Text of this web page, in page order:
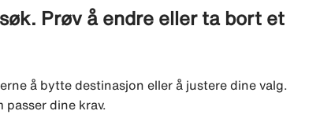
Prøv å endre eller ta bort et
å bytte destinasjon eller å justere dine valg.
dine krav.